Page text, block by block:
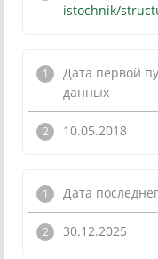
istochnik/
Дата первой
данных
10.05.2018
Дата
30.12.2025